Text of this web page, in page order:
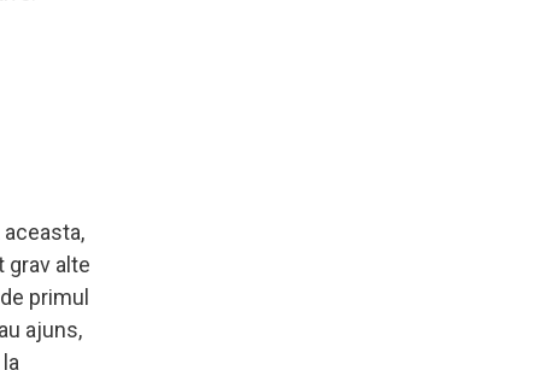
grav alte
primul
ajuns,